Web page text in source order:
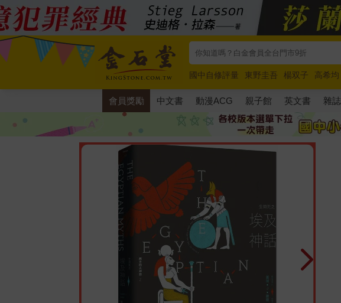
國中自修評量 東野圭吾 楊双子 高希均
唯紅花綻放
奧德賽 路邊攤新作 馬斯克
會員獎勵 中文書 動漫ACG 親子館 英文書 雜誌